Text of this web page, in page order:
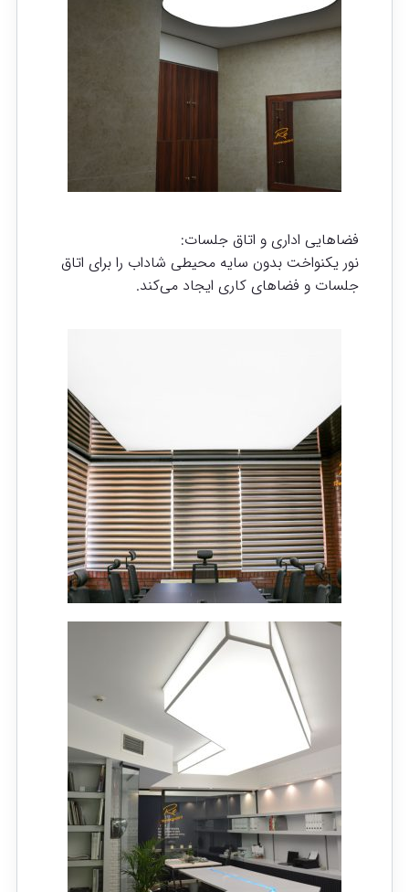
فضاهایی اداری و اتاق جلسات:
نور یکنواخت بدون سایه محیطی شاداب را برای اتاق
جلسات و فضاهای کاری ایجاد می‌کند.